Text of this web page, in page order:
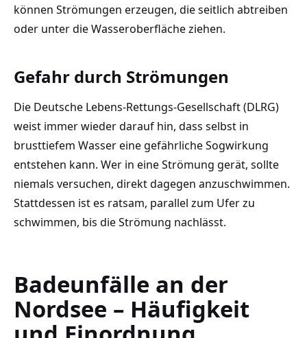
können Strömungen erzeugen, die seitlich abtreiben
oder unter die Wasseroberfläche ziehen.
Gefahr durch Strömungen
Die Deutsche Lebens-Rettungs-Gesellschaft (DLRG)
weist immer wieder darauf hin, dass selbst in
brusttiefem Wasser eine gefährliche Sogwirkung
entstehen kann. Wer in eine Strömung gerät, sollte
niemals versuchen, direkt dagegen anzuschwimmen.
Stattdessen ist es ratsam, parallel zum Ufer zu
schwimmen, bis die Strömung nachlässt.
Badeunfälle an der
Nordsee – Häufigkeit